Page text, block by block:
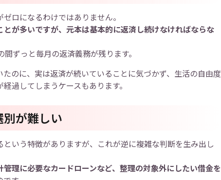
ロになるわけではありません。
が多いですが、元本は基本的に返済し続けなければならな
ずっと毎月の返済義務が残ります。
たのに、実は返済が続いていることに気づかず、生活の自由度
過してしまうケースもあります。
が難しい
いう特徴がありますが、これが逆に複雑な判断を生み出し
理に必要なカードローンなど、整理の対象外にしたい借金を